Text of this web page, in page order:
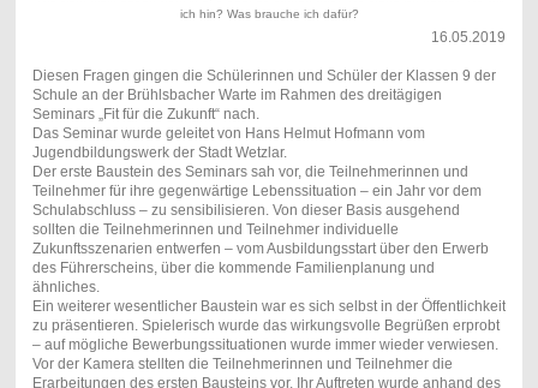
ich hin? Was brauche ich dafür?
16.05.2019
Diesen Fragen gingen die Schülerinnen und Schüler der Klassen 9 der
Schule an der Brühlsbacher Warte im Rahmen des dreitägigen
Seminars „Fit für die Zukunft“ nach.
Das Seminar wurde geleitet von Hans Helmut Hofmann vom
Jugendbildungswerk der Stadt Wetzlar.
Der erste Baustein des Seminars sah vor, die Teilnehmerinnen und
Teilnehmer für ihre gegenwärtige Lebenssituation – ein Jahr vor dem
Schulabschluss – zu sensibilisieren. Von dieser Basis ausgehend
sollten die Teilnehmerinnen und Teilnehmer individuelle
Zukunftsszenarien entwerfen – vom Ausbildungsstart über den Erwerb
des Führerscheins, über die kommende Familienplanung und
ähnliches.
Ein weiterer wesentlicher Baustein war es sich selbst in der Öffentlichkeit
zu präsentieren. Spielerisch wurde das wirkungsvolle Begrüßen erprobt
– auf mögliche Bewerbungssituationen wurde immer wieder verwiesen.
Vor der Kamera stellten die Teilnehmerinnen und Teilnehmer die
Erarbeitungen des ersten Bausteins vor. Ihr Auftreten wurde anhand des